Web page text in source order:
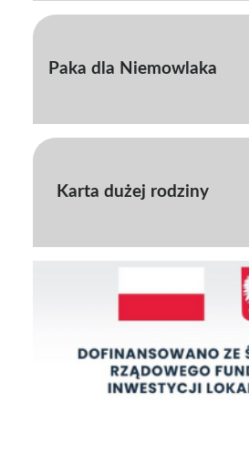
Paka dla Niemowlaka
Karta dużej rodziny